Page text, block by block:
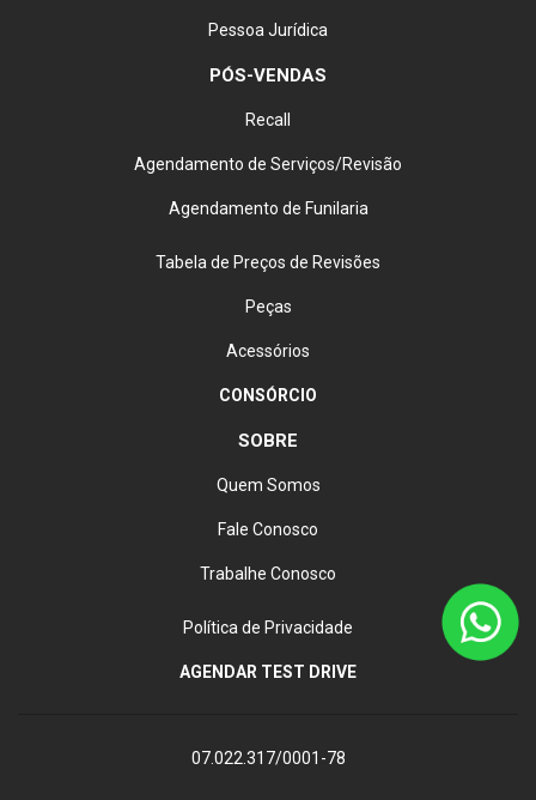
Pessoa Jurídica
PÓS-VENDAS
Recall
Agendamento de Serviços/Revisão
Agendamento de Funilaria
Tabela de Preços de Revisões
Peças
Acessórios
CONSÓRCIO
SOBRE
Quem Somos
Fale Conosco
Trabalhe Conosco
Política de Privacidade
AGENDAR TEST DRIVE
07.022.317/0001-78